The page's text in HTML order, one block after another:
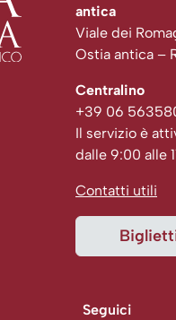
antica
Viale dei
Ostia antica –
Centralino
+39 06
Il servizio è
dalle 9:00 alle
Contatti utili
Seguici